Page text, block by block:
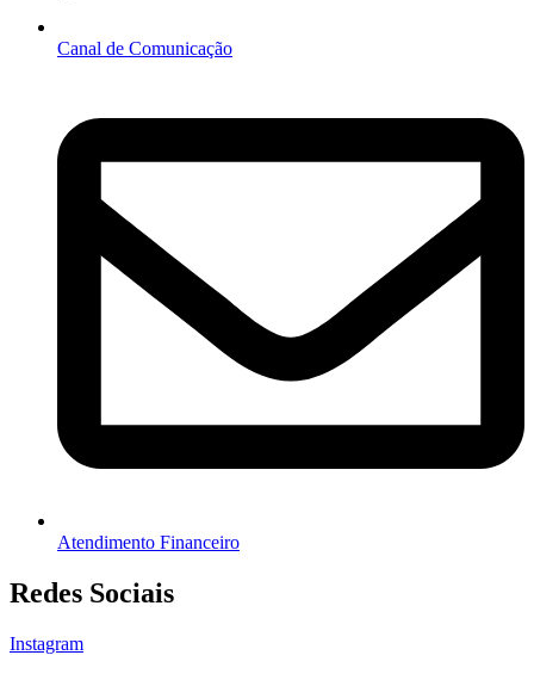
Canal de Comunicação
Atendimento Financeiro
Redes Sociais
Instagram